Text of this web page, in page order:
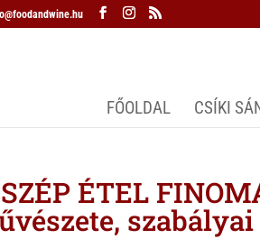
FŐOLDAL CSÍKI
ÉTEL
szabályai